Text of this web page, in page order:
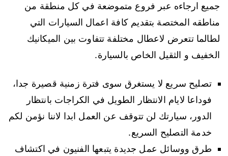
جميع ارجاءه عبر فروع متموضعة في كل منطقة من
مناطقه المختصة بتقديم كافة اعمال السيارات التي
لطالما تتعرض لاعطال مختلفة تتفاوت بين الميكانيك
الخفيف و الثقيل الخاص بالسيارة.
تصليح سريع لا يستغرق سوى فترة زمنية قصيرة جدا،
فوداعا لايام الانتظار الطويل في الكراجات بانتظار
الدور، سيارتك لن تتوقف عن العمل ابدا لاننا نؤمن لكم
خدمة التصليح السريع.
طرق ووسائل عمل جديدة يتبعها الفنيون في اكتشاف